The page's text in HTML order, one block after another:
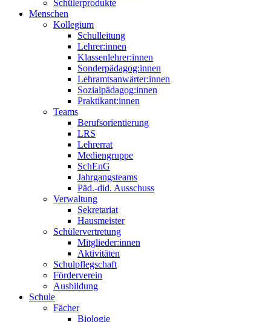
Schülerprodukte
Menschen
Kollegium
Schulleitung
Lehrer:innen
Klassenlehrer:innen
Sonderpädagog:innen
Lehramtsanwärter:innen
Sozialpädagog:innen
Praktikant:innen
Teams
Berufsorientierung
LRS
Lehrerrat
Mediengruppe
SchEnG
Jahrgangsteams
Päd.-did. Ausschuss
Verwaltung
Sekretariat
Hausmeister
Schülervertretung
Mitglieder:innen
Aktivitäten
Schulpflegschaft
Förderverein
Ausbildung
Schule
Fächer
Biologie